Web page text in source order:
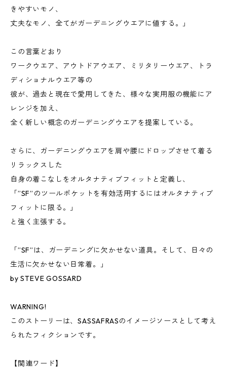
きやすいモノ、
丈夫なモノ、全てがガーデニングウエアに値する。」
この言葉どおり
ワークウエア、アウトドアウエア、ミリタリーウエア、トラ
ディショナルウエア等の
彼が、過去と現在で愛用してきた、様々な実用服の機能にア
レンジを加え、
全く新しい概念のガーデニングウエアを提案している。
さらに、ガーデニングウエアを肩や腰にドロップさせて着る
リラックスした
自身の着こなしをオルタナティブフィットと定義し、
「”SF”のツールポケットを有効活用するにはオルタナティブ
フィットに限る。」
と強く主張する。
「”SF”は、ガーデニングに欠かせない道具。そして、日々の
生活に欠かせない日常着。」
by STEVE GOSSARD
WARNING!
このストーリーは、SASSAFRASのイメージソースとして考え
られたフィクションです。
【関連ワード】